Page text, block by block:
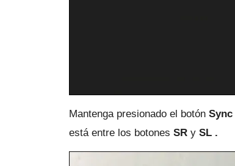
Mantenga presionado el botón Sync
está entre los botones SR y SL .